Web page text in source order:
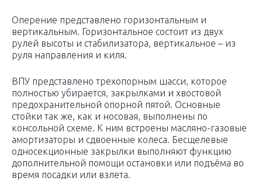
Оперение представлено горизонтальным и
вертикальным. Горизонтальное состоит из двух
рулей высоты и стабилизатора, вертикальное – из
руля направления и киля.
ВПУ представлено трехопорным шасси, которое
полностью убирается, закрылками и хвостовой
предохранительной опорной пятой. Основные
стойки так же, как и носовая, выполнены по
консольной схеме. К ним встроены масляно-газовые
амортизаторы и сдвоенные колеса. Бесщелевые
односекционные закрылки выполняют функцию
дополнительной помощи остановки или подъёма во
время посадки или взлета.